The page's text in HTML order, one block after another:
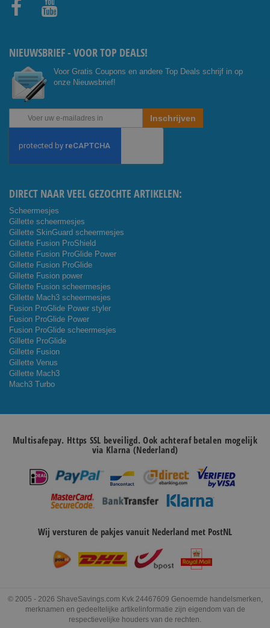
NIEUWSBRIEF - VOOR TOP DEALS!
Voor Gratis Coupons en andere Top Deals schrijf in op
onze Nieuwsbrief!
Abonneer
onze
Inschrijven
DIRECT NAAR VEEL GEZOCHTE ARTIKELEN:
Scheermesjes
Gillette scheermesjes
Gillette SkinGuard scheermesjes
Gillette Fusion ProShield
Gillette Fusion ProGlide Power
Gillette Fusion ProGlide
Gillette Fusion power
Gillette Fusion scheermesjes
Gillette Mach3 scheermesjes
Fusion ProGlide Power styler
Fusion ProGlide Power
Fusion ProGlide scheermesjes
Gillette ProGlide
Gillette Fusion
Gillette Venus
Gillette Mach3
Mach3 Turbo
Multisafepay. Https SSL beveiligd. Ook achteraf betalen mogelijk
via Klarna (Nederland)
Wij versturen de pakjes vanuit Nederland met PostNL
© 2005 - 2026 ShaveSavings.com Kvk 24467609 Genoemde handelsmerken,
merknamen en gedeeltelijke artikelinformatie zijn eigendom van de
respectievelijke houders van de rechten.